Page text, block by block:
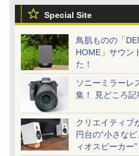
Special Site
鳥肌ものの「
HOME」サウン
た！
ソニーミラーレ
集！ 見どころ記
クリエイティブ
円台の“小さな
ィオスピーカー”